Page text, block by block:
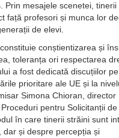
Prin mesajele scenetei, tinerii
față profesori și munca lor
de elevi.
conștientizarea și
toleranța ori respectarea
a fost dedicată discuțiilor pe
prioritare ale UE și la
Simona Chioran, director
pentru Solicitanții de
în care tinerii străini sunt
și despre percepția și